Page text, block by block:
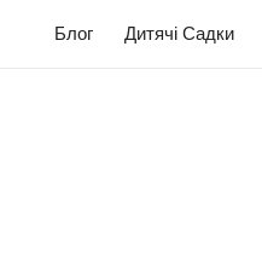
Блог Дитячі Садки